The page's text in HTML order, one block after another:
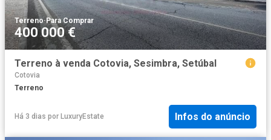
Terreno· Para Comprar
400 000 €
Terreno à venda Cotovia, Sesimbra, Setúbal
Cotovia
Terreno
Há 3 dias por LuxuryEstate Infos do anúncio